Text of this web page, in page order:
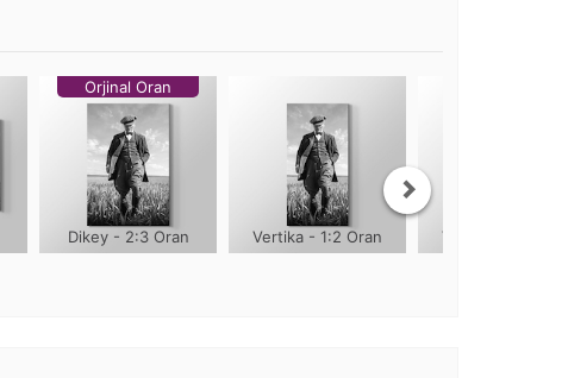
Orjinal Oran
Dikey - 2:3 Oran Vertika - 1:2 Oran Vertika - 1:3